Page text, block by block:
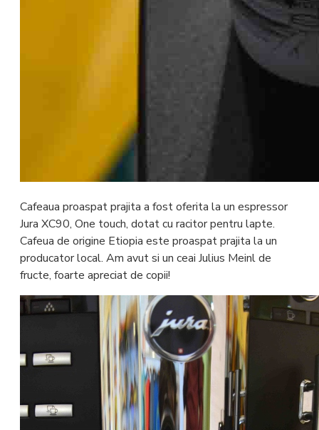
Cafeaua proaspat prajita a fost oferita la un espressor
Jura XC90, One touch, dotat cu racitor pentru lapte.
Cafeua de origine Etiopia este proaspat prajita la un
producator local. Am avut si un ceai Julius Meinl de
fructe, foarte apreciat de copii!